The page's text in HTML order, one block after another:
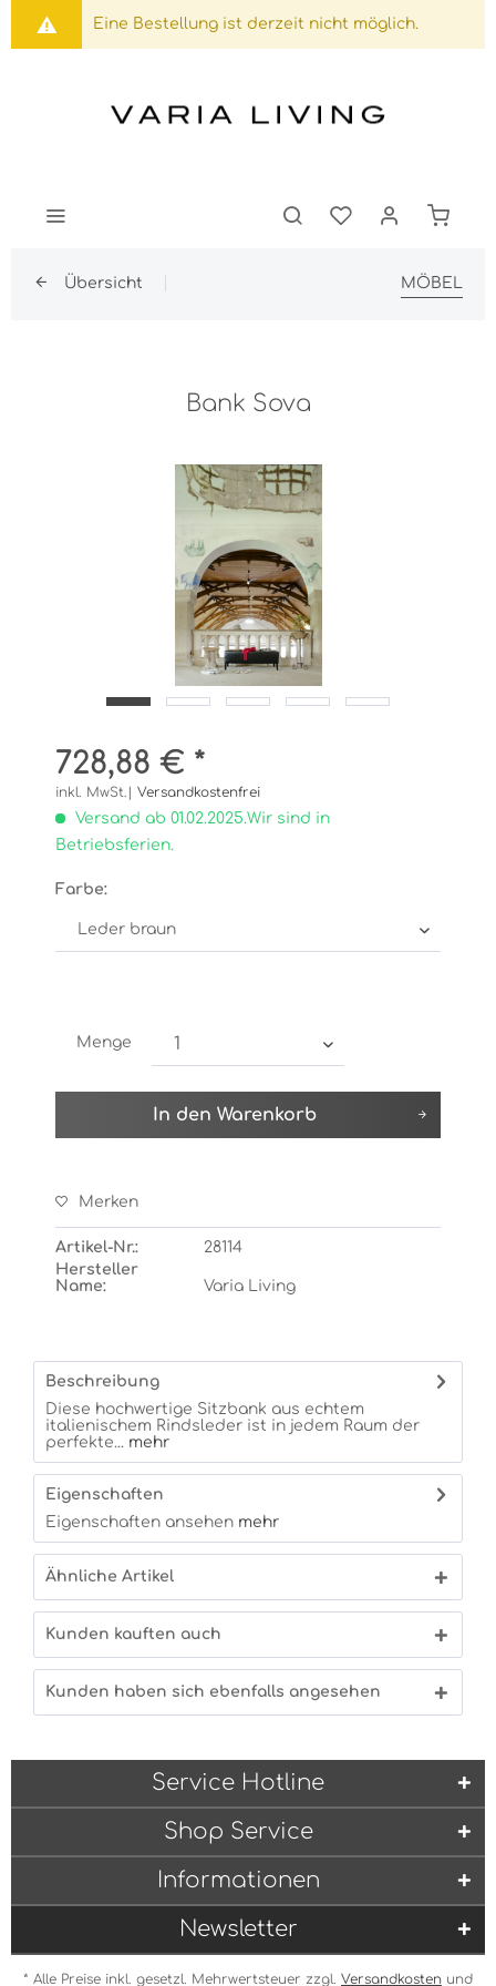
Eine Bestellung ist derzeit nicht möglich.
Übersicht MÖBEL
Bank Sova
728,88 € *
inkl. MwSt.| Versandkostenfrei
Versand ab 01.02.2025.Wir sind in
Betriebsferien.
Farbe:
Menge
In den Warenkorb
Merken
Artikel-Nr.:
28114
Hersteller
Name:
Varia Living
Beschreibung
Diese hochwertige Sitzbank aus echtem
italienischem Rindsleder ist in jedem Raum der
perfekte... mehr
Eigenschaften
Eigenschaften ansehen mehr
Ähnliche Artikel
Kunden kauften auch
Kunden haben sich ebenfalls angesehen
Service Hotline
Shop Service
Informationen
Newsletter
* Alle Preise inkl. gesetzl. Mehrwertsteuer zzgl. Versandkosten und